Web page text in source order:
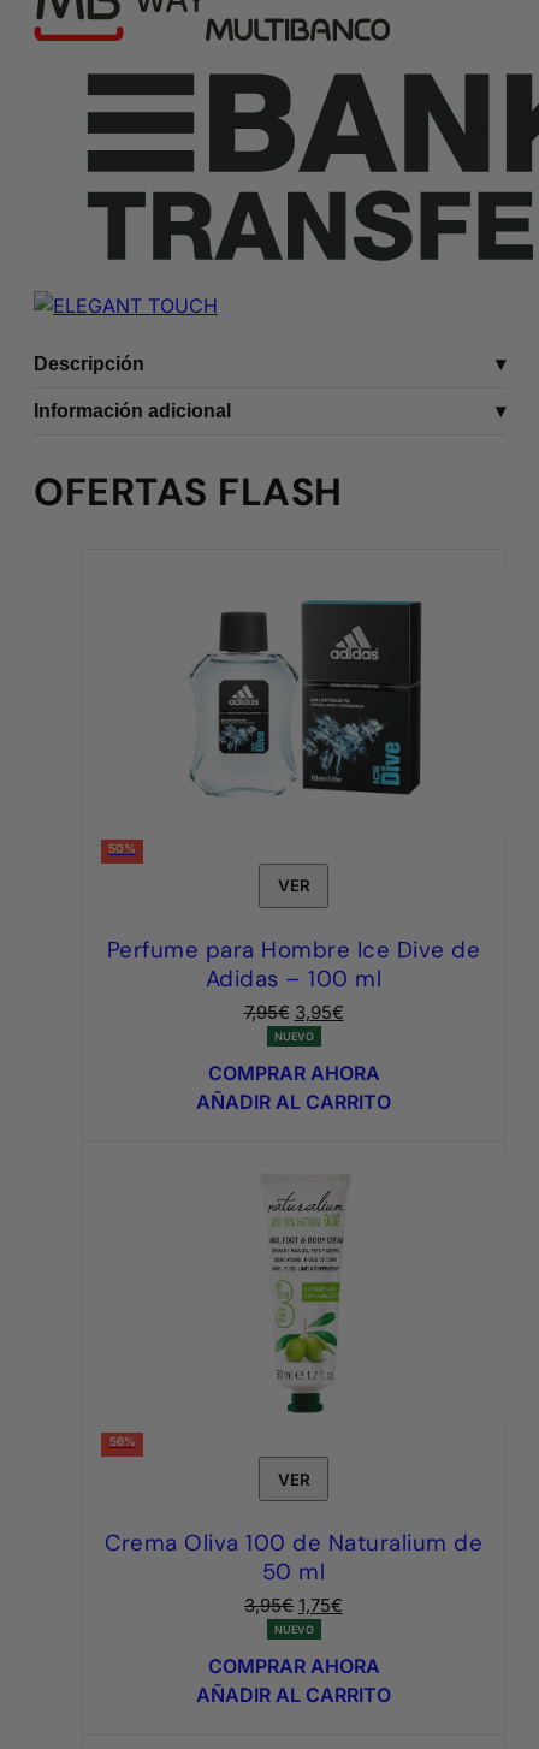
Descripción
Información adicional
OFERTAS FLASH
50%
VER
Perfume para Hombre Ice Dive de
Adidas – 100 ml
7,95€ El
precio
original
era:
3,95€El
actual
es:
NUEVO
COMPRAR AHORA
AÑADIR AL CARRITO
56%
VER
Crema Oliva 100 de Naturalium de
50 ml
3,95€ El
precio
original
era:
1,75€
actual
es:
NUEVO
COMPRAR AHORA
AÑADIR AL CARRITO